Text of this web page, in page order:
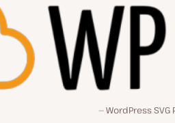
WordPress SVG